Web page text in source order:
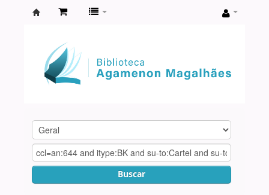
Agamenon
Magalhães
Buscar